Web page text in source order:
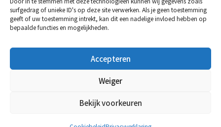
surfgedrag of unieke ID's op deze site verwerken. Als je geen toestemming
geeft of uw toestemming intrekt, kan dit een nadelige invloed hebben op
bepaalde functies en mogelijkheden.
Accepteren
Weiger
Bekijk voorkeuren
Contact
Social Media
Instagram
Facebook
LinkedIn